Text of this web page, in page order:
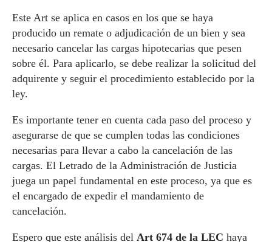
Este Art se aplica en casos en los que se haya
producido un remate o adjudicación de un bien y sea
necesario cancelar las cargas hipotecarias que pesen
sobre él. Para aplicarlo, se debe realizar la solicitud del
adquirente y seguir el procedimiento establecido por la
ley.
Es importante tener en cuenta cada paso del proceso y
asegurarse de que se cumplen todas las condiciones
necesarias para llevar a cabo la cancelación de las
cargas. El Letrado de la Administración de Justicia
juega un papel fundamental en este proceso, ya que es
el encargado de expedir el mandamiento de
cancelación.
Espero que este análisis del Art 674 de la LEC haya